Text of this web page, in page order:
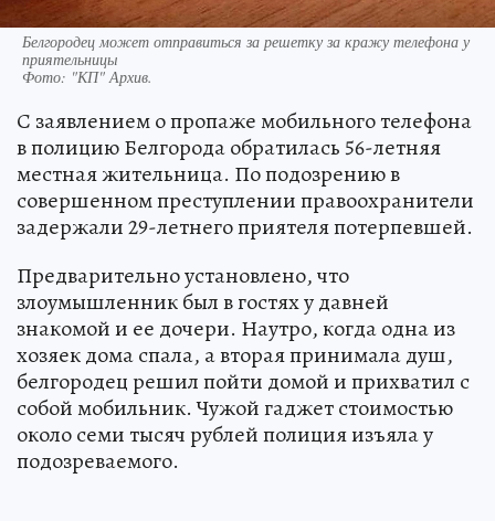
Белгородец может отправиться за решетку за кражу телефона у
приятельницы
Фото: "КП" Архив.
С заявлением о пропаже мобильного телефона
в полицию Белгорода обратилась 56-летняя
местная жительница. По подозрению в
совершенном преступлении правоохранители
задержали 29-летнего приятеля потерпевшей.
Предварительно установлено, что
злоумышленник был в гостях у давней
знакомой и ее дочери. Наутро, когда одна из
хозяек дома спала, а вторая принимала душ,
белгородец решил пойти домой и прихватил с
собой мобильник. Чужой гаджет стоимостью
около семи тысяч рублей полиция изъяла у
подозреваемого.